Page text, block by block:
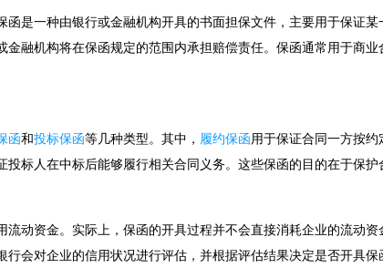
是一种由银行或金融机构开具的书面担保文件，主要用于保证某
金融机构将在保函规定的范围内承担赔偿责任。保函通常用于商
函和投标保函等几种类型。其中， 履约保函用于保证合同一方按约
投标人在中标后能够履行相关合同义务。这些保函的目的在于保护
流动资金。实际上，保函的开具过程并不会直接消耗企业的流动
行会对企业的信用状况进行评估，并根据评估结果决定是否开具